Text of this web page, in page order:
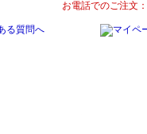
お電話でのご注文：